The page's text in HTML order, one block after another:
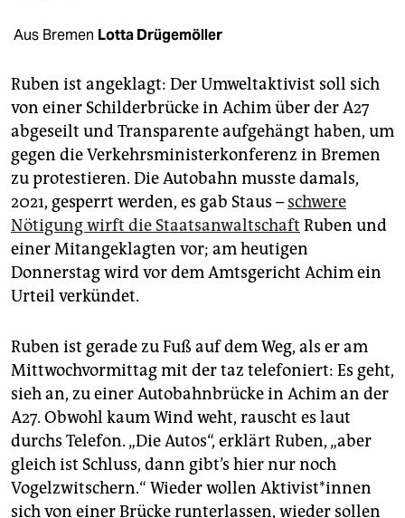
fragen & hilfe
unterstützen
abo
genossenschaft
epaper login
Aus Bremen Lotta Drügemöller
Ruben ist angeklagt: Der Umweltaktivist soll sich
von einer Schilderbrücke in Achim über der A27
abgeseilt und Transparente aufgehängt haben, um
gegen die Verkehrsministerkonferenz in Bremen
zu protestieren. Die Autobahn musste damals,
2021, gesperrt werden, es gab Staus –schwere
Nötigung wirft die Staatsanwaltschaft Ruben und
einer Mitangeklagten vor; am heutigen
Donnerstag wird vor dem Amtsgericht Achim ein
Urteil verkündet.
Ruben ist gerade zu Fuß auf dem Weg, als er am
Mittwochvormittag mit der taz telefoniert: Es geht,
sieh an, zu einer Autobahnbrücke in Achim an der
A27. Obwohl kaum Wind weht, rauscht es laut
durchs Telefon. „Die Autos“, erklärt Ruben, „aber
gleich ist Schluss, dann gibt’s hier nur noch
Vogelzwitschern.“ Wieder wollen Ak­ti­vis­t*in­nen
sich von einer Brücke runterlassen, wieder sollen